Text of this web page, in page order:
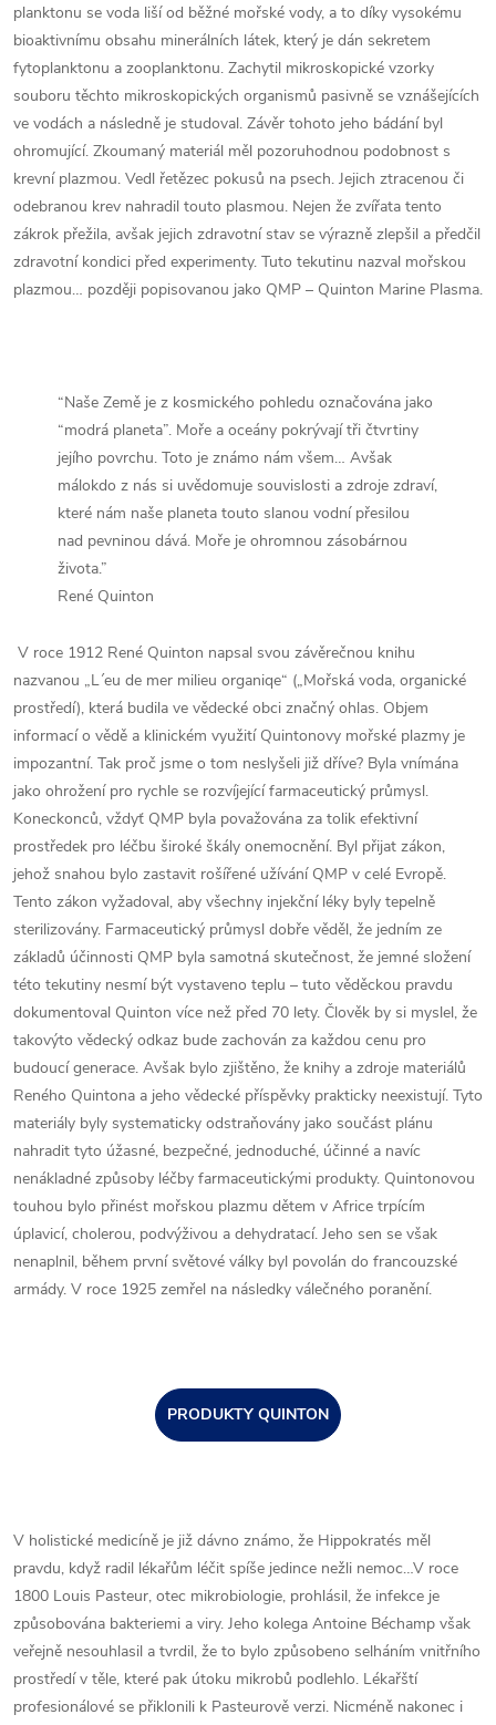
planktonu se voda liší od běžné mořské vody, a to díky vysokému
bioaktivnímu obsahu minerálních látek, který je dán sekretem
fytoplanktonu a zooplanktonu. Zachytil mikroskopické vzorky
souboru těchto mikroskopických organismů pasivně se vznášejících
ve vodách a následně je studoval. Závěr tohoto jeho bádání byl
ohromující. Zkoumaný materiál měl pozoruhodnou podobnost s
krevní plazmou. Vedl řetězec pokusů na psech. Jejich ztracenou či
odebranou krev nahradil touto plasmou. Nejen že zvířata tento
zákrok přežila, avšak jejich zdravotní stav se výrazně zlepšil a předčil
zdravotní kondici před experimenty. Tuto tekutinu nazval mořskou
plazmou… později popisovanou jako QMP – Quinton Marine Plasma.
“Naše Země je z kosmického pohledu označována jako
“modrá planeta”. Moře a oceány pokrývají tři čtvrtiny
jejího povrchu. Toto je známo nám všem… Avšak
málokdo z nás si uvědomuje souvislosti a zdroje zdraví,
které nám naše planeta touto slanou vodní přesilou
nad pevninou dává. Moře je ohromnou zásobárnou
života.”
René Quinton
V roce 1912 René Quinton napsal svou závěrečnou knihu
nazvanou „L´eu de mer milieu organiqe“ („Mořská voda, organické
prostředí), která budila ve vědecké obci značný ohlas. Objem
informací o vědě a klinickém využití Quintonovy mořské plazmy je
impozantní. Tak proč jsme o tom neslyšeli již dříve? Byla vnímána
jako ohrožení pro rychle se rozvíjející farmaceutický průmysl.
Koneckonců, vždyť QMP byla považována za tolik efektivní
prostředek pro léčbu široké škály onemocnění. Byl přijat zákon,
jehož snahou bylo zastavit rošířené užívání QMP v celé Evropě.
Tento zákon vyžadoval, aby všechny injekční léky byly tepelně
sterilizovány. Farmaceutický průmysl dobře věděl, že jedním ze
základů účinnosti QMP byla samotná skutečnost, že jemné složení
této tekutiny nesmí být vystaveno teplu – tuto věděckou pravdu
dokumentoval Quinton více než před 70 lety. Člověk by si myslel, že
takovýto vědecký odkaz bude zachován za každou cenu pro
budoucí generace. Avšak bylo zjištěno, že knihy a zdroje materiálů
Reného Quintona a jeho vědecké příspěvky prakticky neexistují. Tyto
materiály byly systematicky odstraňovány jako součást plánu
nahradit tyto úžasné, bezpečné, jednoduché, účinné a navíc
nenákladné způsoby léčby farmaceutickými produkty. Quintonovou
touhou bylo přinést mořskou plazmu dětem v Africe trpícím
úplavicí, cholerou, podvýživou a dehydratací. Jeho sen se však
nenaplnil, během první světové války byl povolán do francouzské
armády. V roce 1925 zemřel na následky válečného poranění.
PRODUKTY QUINTON
V holistické medicíně je již dávno známo, že Hippokratés měl
pravdu, když radil lékařům léčit spíše jedince nežli nemoc…V roce
1800 Louis Pasteur, otec mikrobiologie, prohlásil, že infekce je
způsobována bakteriemi a viry. Jeho kolega Antoine Béchamp však
veřejně nesouhlasil a tvrdil, že to bylo způsobeno selháním vnitřního
prostředí v těle, které pak útoku mikrobů podlehlo. Lékařští
profesionálové se přiklonili k Pasteurově verzi. Nicméně nakonec i